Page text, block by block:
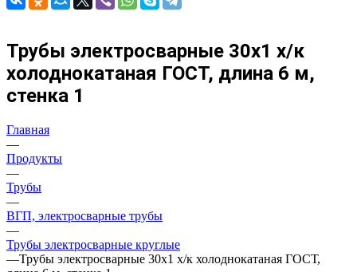
Трубы электросварные 30х1 х/к
холоднокатаная ГОСТ, длина 6 м,
стенка 1
Главная
—
Продукты
—
Трубы
—
ВГП, электросварные трубы
—
Трубы электросварные круглые
—Трубы электросварные 30х1 х/к холоднокатаная ГОСТ,